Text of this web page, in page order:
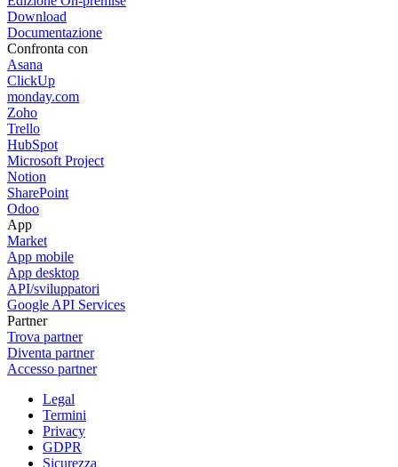
Download
Documentazione
Confronta con
Asana
ClickUp
monday.com
Zoho
Trello
HubSpot
Microsoft Project
Notion
SharePoint
Odoo
App
Market
App mobile
App desktop
API/sviluppatori
Google API Services
Partner
Trova partner
Diventa partner
Accesso partner
Legal
Termini
Privacy
GDPR
Sicurezza